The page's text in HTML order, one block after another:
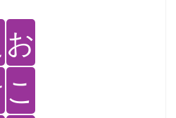
お
こ